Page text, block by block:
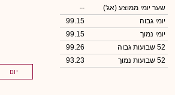
יום
שער יומי ממוצע (אג')
--
יומי גבוה
99.15
יומי נמוך
99.15
52 שבועות גבוה
99.26
52 שבועות נמוך
93.23